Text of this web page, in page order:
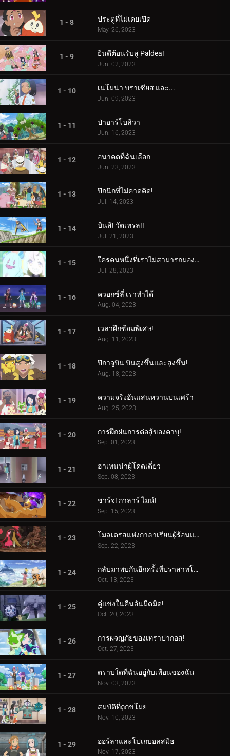
1 - 8 ประตูที่ไม่เคยเปิด
May. 26, 2023
1 - 9 ยินดีต้อนรับสู่ Paldea!
Jun. 02, 2023
1 - 10 เนโมน่า บราเซียส และ...
Jun. 09, 2023
1 - 11 ป่าอาร์โบลิวา
Jun. 16, 2023
1 - 12 อนาคตที่ฉันเลือก
Jun. 23, 2023
1 - 13 ปิกนิกที่ไม่คาดคิด!
Jul. 14, 2023
1 - 14 บินสิ! วัตเทรล!!
Jul. 21, 2023
1 - 15 ใครคนหนึ่งที่เราไม่สามารถมองเห็นได้! ใครเป็นอะไรรึเปล่า!
Jul. 28, 2023
1 - 16 ควอกซ์ลี่ เราทำได้
Aug. 04, 2023
1 - 17 เวลาฝึกซ้อมพิเศษ!
Aug. 11, 2023
1 - 18 ปิกาจูบิน บินสูงขึ้นและสูงขึ้น!
Aug. 18, 2023
1 - 19 ความจริงอันแสนหวานปนเศร้า
Aug. 25, 2023
1 - 20 การฝึกฝนการต่อสู้ของคาบุ!
Sep. 01, 2023
1 - 21 ฮาเทนน่าผู้โดดเดี่ยว
Sep. 08, 2023
1 - 22 ชาร์จ! กาลาร์ ไมน์!
Sep. 15, 2023
1 - 23 โมลเตรสแห่งกาลาเรียนผู้ร้อนแรง
Sep. 22, 2023
1 - 24 กลับมาพบกันอีกครั้งที่ปราสาทโบราณ!
Oct. 13, 2023
1 - 25 คู่แข่งในคืนอันมืดมิด!
Oct. 20, 2023
1 - 26 การผจญภัยของเทราปากอส!
Oct. 27, 2023
1 - 27 ตราบใดที่ฉันอยู่กับเพื่อนของฉัน
Nov. 03, 2023
1 - 28 สมบัติที่ถูกขโมย
Nov. 10, 2023
1 - 29 ออร์ลาและโปเกบอลสมิธ
Nov. 17, 2023